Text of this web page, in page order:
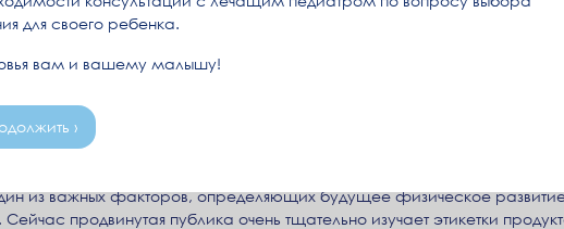
пальмовый олеин в молочных смесях.
из важных факторов, определяющих будущее физическое развитие
продвинутая публика очень тщательно изучает этикетки
для своего ребенка.
вам и вашему малышу!
›